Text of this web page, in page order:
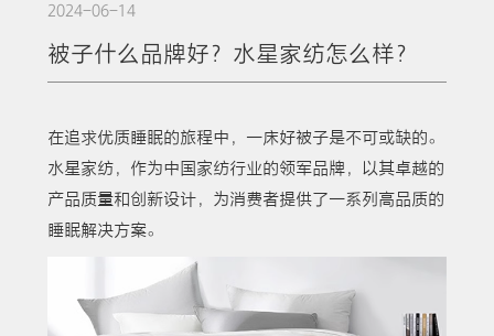
2024-06-14
被子什么品牌好？水星家纺怎么样？
在追求优质睡眠的旅程中，一床好被子是不可或缺的。
水星家纺，作为中国家纺行业的领军品牌，以其卓越的
产品质量和创新设计，为消费者提供了一系列高品质的
睡眠解决方案。